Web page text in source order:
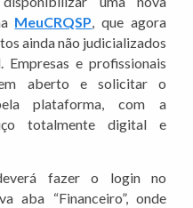
MeuCRQSP, que agora
ainda não judicializados
e profissionais
aberto e solicitar o
plataforma, com a
totalmente digital e
fazer o login no
aba “Financeiro”, onde